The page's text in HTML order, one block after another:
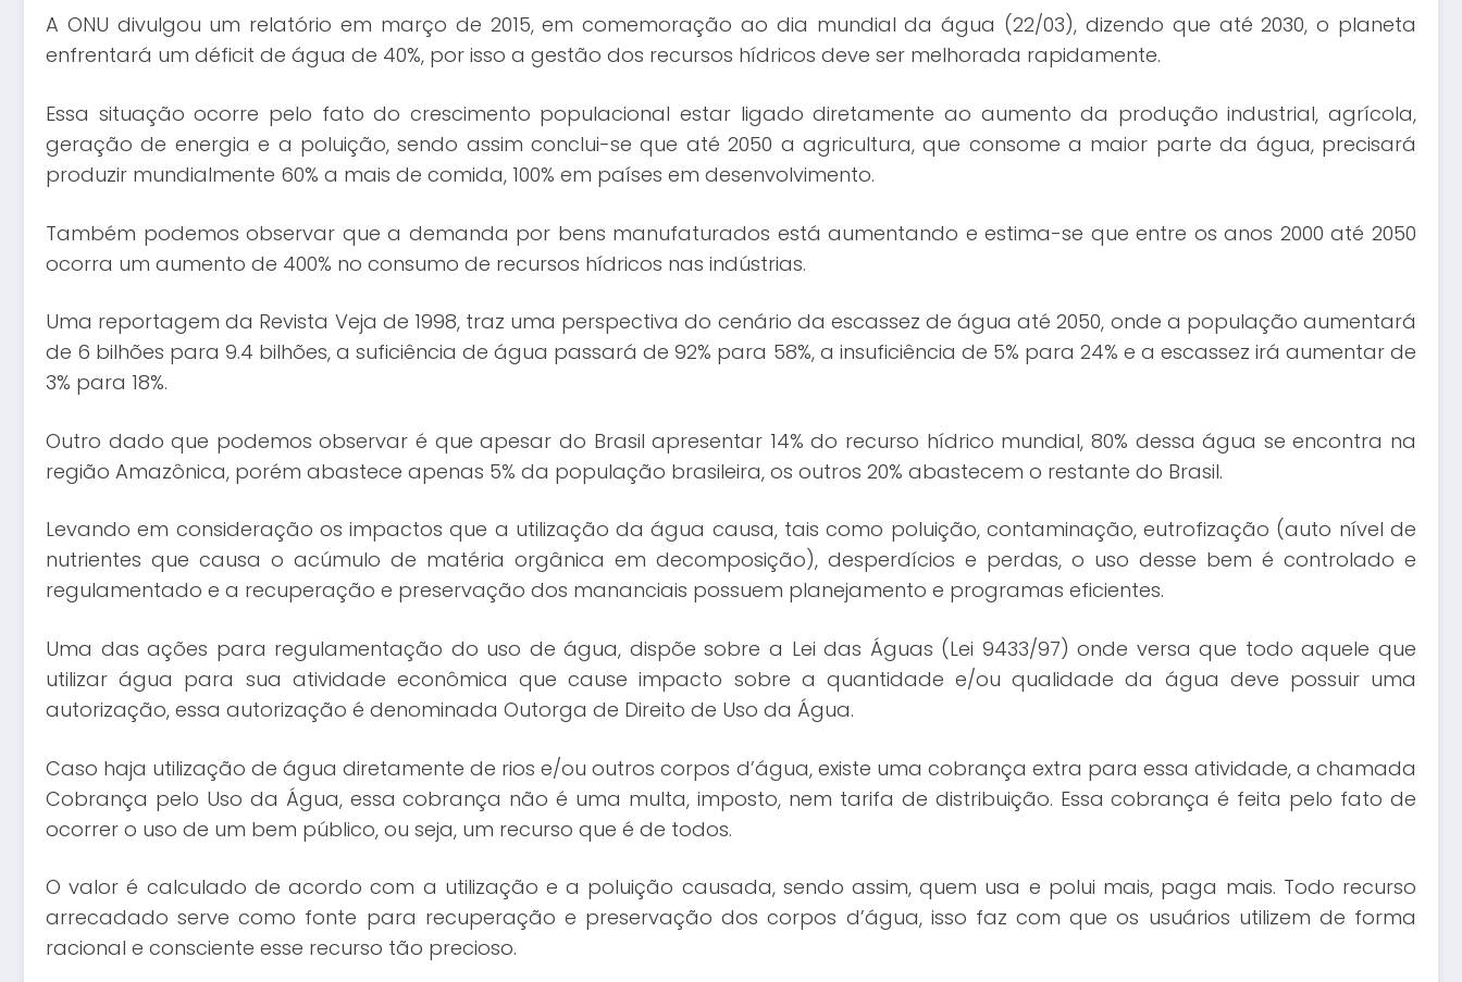
A ONU divulgou um relatório em março de 2015, em comemoração ao dia mundial da água (22/03), dizendo que até 2030, o planeta
enfrentará um déficit de água de 40%, por isso a gestão dos recursos hídricos deve ser melhorada rapidamente.
Essa situação ocorre pelo fato do crescimento populacional estar ligado diretamente ao aumento da produção industrial, agrícola,
geração de energia e a poluição, sendo assim conclui-se que até 2050 a agricultura, que consome a maior parte da água, precisará
produzir mundialmente 60% a mais de comida, 100% em países em desenvolvimento.
Também podemos observar que a demanda por bens manufaturados está aumentando e estima-se que entre os anos 2000 até 2050
ocorra um aumento de 400% no consumo de recursos hídricos nas indústrias.
Uma reportagem da Revista Veja de 1998, traz uma perspectiva do cenário da escassez de água até 2050, onde a população aumentará
de 6 bilhões para 9.4 bilhões, a suficiência de água passará de 92% para 58%, a insuficiência de 5% para 24% e a escassez irá aumentar de
3% para 18%.
Outro dado que podemos observar é que apesar do Brasil apresentar 14% do recurso hídrico mundial, 80% dessa água se encontra na
região Amazônica, porém abastece apenas 5% da população brasileira, os outros 20% abastecem o restante do Brasil.
Levando em consideração os impactos que a utilização da água causa, tais como poluição, contaminação, eutrofização (auto nível de
nutrientes que causa o acúmulo de matéria orgânica em decomposição), desperdícios e perdas, o uso desse bem é controlado e
regulamentado e a recuperação e preservação dos mananciais possuem planejamento e programas eficientes.
Uma das ações para regulamentação do uso de água, dispõe sobre a Lei das Águas (Lei 9433/97) onde versa que todo aquele que
utilizar água para sua atividade econômica que cause impacto sobre a quantidade e/ou qualidade da água deve possuir uma
autorização, essa autorização é denominada Outorga de Direito de Uso da Água.
Caso haja utilização de água diretamente de rios e/ou outros corpos d’água, existe uma cobrança extra para essa atividade, a chamada
Cobrança pelo Uso da Água, essa cobrança não é uma multa, imposto, nem tarifa de distribuição. Essa cobrança é feita pelo fato de
ocorrer o uso de um bem público, ou seja, um recurso que é de todos.
O valor é calculado de acordo com a utilização e a poluição causada, sendo assim, quem usa e polui mais, paga mais. Todo recurso
arrecadado serve como fonte para recuperação e preservação dos corpos d’água, isso faz com que os usuários utilizem de forma
racional e consciente esse recurso tão precioso.